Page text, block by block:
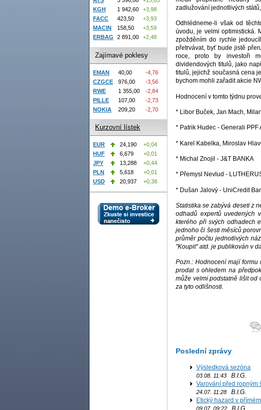
zadlužování jednotlivých
Odhlédneme-li však od
úvodu, je velmi optimistická.
zpožděním do rychle
přetrvávat, byť bude jistě
roce, proto by investoři
dividendových titulů, jako
titulů, jejichž současná cena
bychom mohli zařadit akcie
Hodnocení v tomto týdnu
* Libor Buček, Jan Mach,
* Patrik Hudec - Generali
* Karel Kabelka, Miroslav
* Michal Znojil - J&T BANKA
* Přemysl Nevlud -
* Dušan Jalový - UniCredit
Statistika se zabývá deseti z
odhadů expertů uvedených
kterého při svých odhadech
jednoho či šesti měsíců
průměr počtu jednotlivých
"Koupit" atd. je publikován v
Pozn.: Hodnocení mají
prodat s ohledem na
může velmi podstatně lišit od
za tyto odlišnosti.
Poslední zprávy
Výsledková sezóna
03.08. 11:43 B.I.G.
Varování před ropným
24.07. 11:28 B.I.G.
Etický hazard v
09.07. 09:22 B.I.G.
KGH
1 942,60
+3,98
FACC
423,50
+3,93
MACIN
158,50
+3,59
ERBAG
2 891,00 +2,48
Zajímavé poklesy
EMAN 40,00
-4,76
CZGCE
976,00
-3,56
RWE
1 355,00
-2,84
PILLE
107,00
-2,73
NOKIA
209,20 -2,70
Kurzovní lístek
EUR 24,190
+0,04
HUF
6,679
+0,01
JPY
13,288
+0,44
PLN
5,618
+0,01
USD
20,937 +0,38